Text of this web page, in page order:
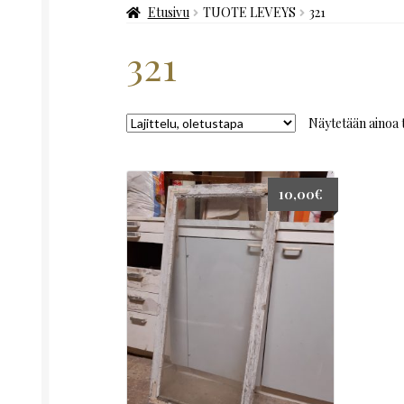
Etusivu TUOTE LEVEYS 321
321
Näytetään ainoa
10,00€